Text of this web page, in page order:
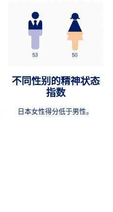
不同性别的精神状态
指数
日本女性得分低于男性。